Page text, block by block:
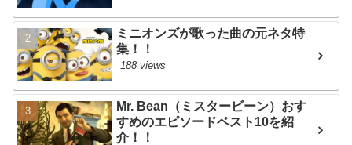
ミニオンズが歌った曲の元ネタ特
集！！
188 views
Mr. Bean（ミスタービーン）おす
すめのエピソードベスト10を紹
介！！